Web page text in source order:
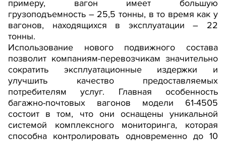
примеру, вагон имеет большую
грузоподъемность – 25,5 тонны, в то время как у
вагонов, находящихся в эксплуатации – 22
тонны.
Использование нового подвижного состава
позволит компаниям-перевозчикам значительно
сократить эксплуатационные издержки и
улучшить качество предоставляемых
потребителям услуг. Главная особенность
багажно-почтовых вагонов модели 61-4505
состоит в том, что они оснащены уникальной
системой комплексного мониторинга, которая
способна контролировать одновременно до 10